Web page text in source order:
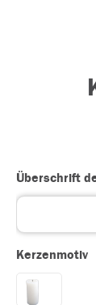
Überschrift
Kerzenmotiv